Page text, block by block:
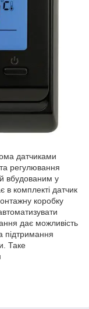
датчиками
регулювання
вбудованим у
в комплекті датчик
коробку
дає можливість
підтримання
Таке